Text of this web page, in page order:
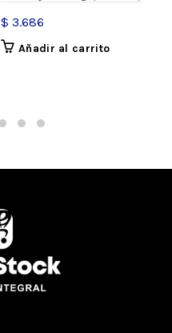
$ 3.686
Añadir al carrito